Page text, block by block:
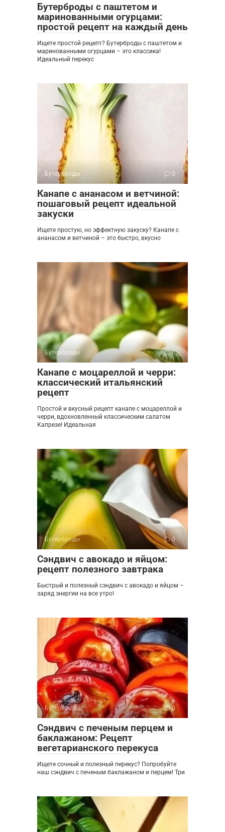
Бутерброды с паштетом и
маринованными огурцами:
простой рецепт на каждый день
Ищете простой рецепт? Бутерброды с паштетом и
маринованными огурцами – это классика!
Идеальный перекус
Бутерброды 0
Канапе с ананасом и ветчиной:
пошаговый рецепт идеальной
закуски
Ищете простую, но эффектную закуску? Канапе с
ананасом и ветчиной – это быстро, вкусно
Бутерброды 0
Канапе с моцареллой и черри:
классический итальянский
рецепт
Простой и вкусный рецепт канапе с моцареллой и
черри, вдохновленный классическим салатом
Капрезе! Идеальная
Бутерброды 0
Сэндвич с авокадо и яйцом:
рецепт полезного завтрака
Быстрый и полезный сэндвич с авокадо и яйцом –
заряд энергии на все утро!
Бутерброды 0
Сэндвич с печеным перцем и
баклажаном: Рецепт
вегетарианского перекуса
Ищете сочный и полезный перекус? Попробуйте
наш сэндвич с печеным баклажаном и перцем! Три